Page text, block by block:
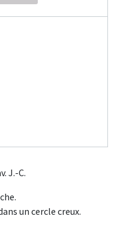
J.-C.
un cercle creux.